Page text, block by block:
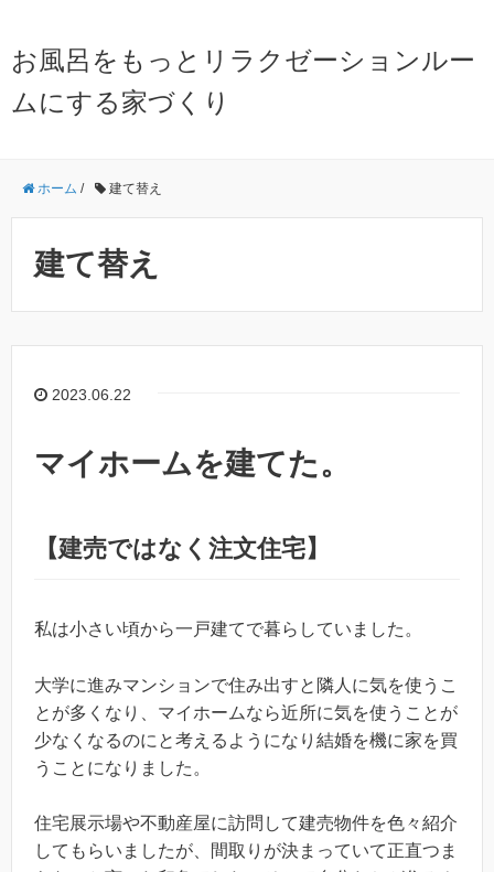
お風呂をもっとリラクゼーションルー
ムにする家づくり
ホーム / 建て替え
建て替え
2023.06.22
マイホームを建てた。
【建売ではなく注文住宅】
私は小さい頃から一戸建てで暮らしていました。
大学に進みマンションで住み出すと隣人に気を使うこ
とが多くなり、マイホームなら近所に気を使うことが
少なくなるのにと考えるようになり結婚を機に家を買
うことになりました。
住宅展示場や不動産屋に訪問して建売物件を色々紹介
してもらいましたが、間取りが決まっていて正直つま